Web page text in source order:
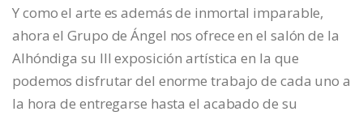
Y como el arte es además de inmortal imparable,
ahora el Grupo de Ángel nos ofrece en el salón de la
Alhóndiga su III exposición artística en la que
podemos disfrutar del enorme trabajo de cada uno a
la hora de entregarse hasta el acabado de su